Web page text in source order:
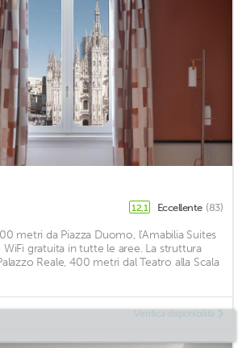
12,1 Eccellente (83)
metri da Piazza Duomo, l'Amabilia Suites
gratuita in tutte le aree. La struttura
Reale, 400 metri dal Teatro alla Scala
Verifica disponibilità